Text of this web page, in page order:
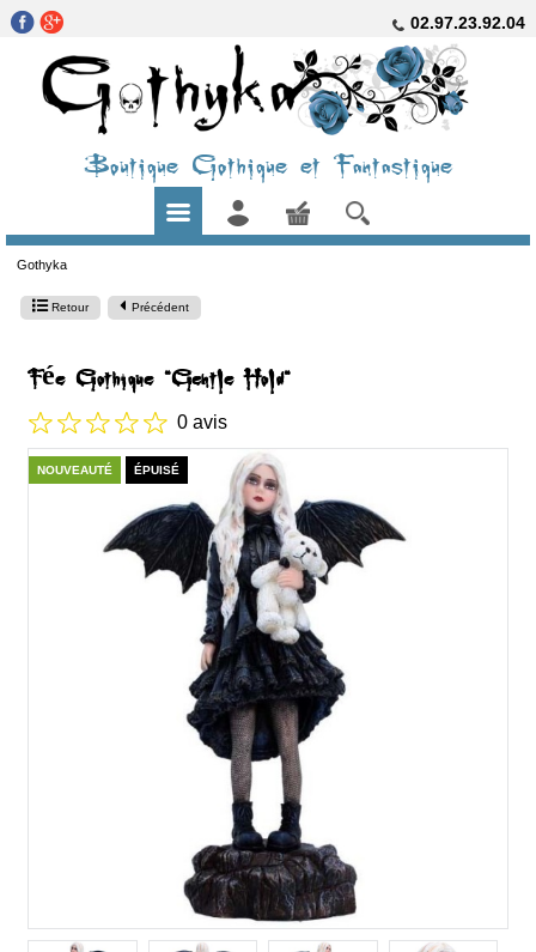
02.97.23.92.04
Boutique Gothique et Fantastique
Gothyka
Retour Précédent
Fée Gothique "Gentle Hold"
0 avis
NOUVEAUTÉ ÉPUISÉ